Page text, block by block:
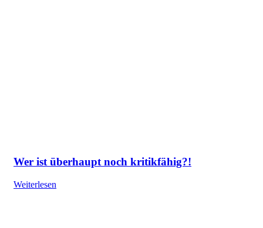
Wer ist überhaupt noch kritikfähig?!
Weiterlesen